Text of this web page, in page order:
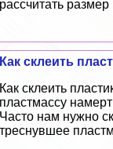
рассчитать
Как склеить
Как склеить
пластмассу
Часто нам нужно
треснувшее